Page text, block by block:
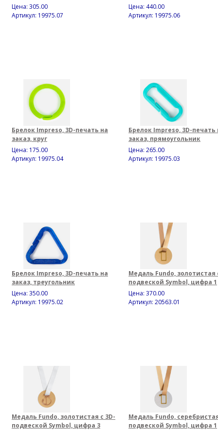
Цена: 305.00
Артикул: 19975.07
Цена: 440.00
Артикул: 19975.06
Брелок Impreso, 3D-печать на
заказ, круг
Цена: 175.00
Артикул: 19975.04
Брелок Impreso, 3D-печать
заказ, прямоугольник
Цена: 265.00
Артикул: 19975.03
Брелок Impreso, 3D-печать на
заказ, треугольник
Цена: 350.00
Артикул: 19975.02
Медаль Fundo, золотистая
подвеской Symbol, цифра 1
Цена: 370.00
Артикул: 20563.01
Медаль Fundo, золотистая с 3D-
подвеской Symbol, цифра 3
Медаль Fundo,
подвеской Symbol, цифра 1